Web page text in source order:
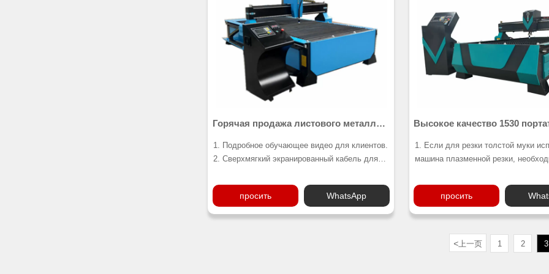
дерева без покраски, которые можно
сформировать за один раз. Сочетание
позиционирующих и прижимных цилиндров
обеспечивает идеальный захват длинных
узких панелей. Рабочий размер может быть
разработан до 1300x3700mm /1300x5000mm .
комбинированных деревянных
бескрасочных дверей из массива
которые могут быть
раз. Рабочий размер может быть
спроектирован до 1300x3700mm
/1300x5000mm .
Горячая продажа листового металла с
1. Подробное обучающее видео для клиентов.
2. Сверхмягкий экранированный кабель для
плазмы не влиял на двигатель во время
работы.
3. Два вентилятора для удаления дыма из
просить WhatsApp
Высокое качество 1530
1. Если для резки толстой муки
машина плазменной резки,
дуги, в то время как наша система
регулировки высоты использует
высокого уровня, одна минута
2.Мы оборудованы двумя
удаления дыма из помещения.
просить
< 上一页 1 2 3